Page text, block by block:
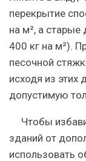
перекрытие
на м², а
400 кг на м²).
песочной
исходя из этих
допустимую
Чтобы
зданий от
использовать